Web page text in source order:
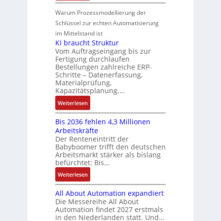
g
v
e
M
o
m
e
n
t
a
u
f
n
a
h
m
e
,
g
e
p
ä
g
t
k
n
F
a
n
u
c
C
N
C
-
y
s
e
m
e
s
c
h
ä
f
t
s
f
ü
h
r
e
r
z
u
m
V
o
r
s
S
y
s
t
è
m
e
s
:
Q
2
-
E
r
g
e
b
n
i
s
s
e
b
N
e
u
r
V
e
r
t
r
i
e
b
s
-
u
n
d
M
a
r
k
e
t
Warum Prozessmodellierung der
Schlüssel zur echten Automatisierung
im Mittelstand ist
KI braucht Struktur
Vom Auftragseingang bis zur
Fertigung durchlaufen
Bestellungen zahlreiche ERP-
Schritte – Datenerfassung,
Materialprüfung,
Kapazitätsplanung.…
Weiterlesen:
K
I
b
r
a
u
c
h
t
S
t
r
Bis 2036 fehlen 4,3 Millionen
Arbeitskräfte
Der Renteneintritt der
Babyboomer trifft den deutschen
Arbeitsmarkt stärker als bislang
befürchtet: Bis…
Weiterlesen:
B
i
s
2
All About Automation expandiert
Die Messereihe All About
Automation findet 2027 erstmals
in den Niederlanden statt. Und…